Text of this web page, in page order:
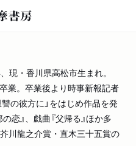
現・香川県高松市生まれ。
業。卒業後より時事新報記者
の彼方に」をはじめ作品を発
恋』、戯曲『父帰る』ほか多
川龍之介賞・直木三十五賞の